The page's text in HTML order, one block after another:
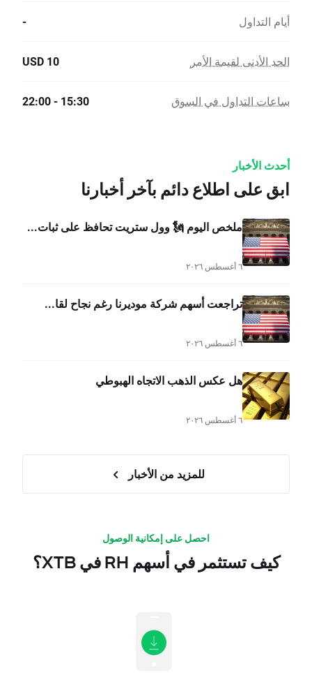
أيام التداول -
الحد الأدنى لقيمة الأمر 10 USD
ساعات التداول في السوق 15:30 - 22:00
أحدث الأخبار
ابق على اطلاع دائم بآخر أخبارنا
ملخص اليوم 🗽 وول ستريت تحافظ على ثبات...
٦ أغسطس ٢٠٢٦
تراجعت أسهم شركة موديرنا رغم نجاح لقا...
٦ أغسطس ٢٠٢٦
هل عكس الذهب الاتجاه الهبوطي
٦ أغسطس ٢٠٢٦
للمزيد من الأخبار
احصل على إمكانية الوصول
كيف تستثمر في أسهم RH في XTB؟